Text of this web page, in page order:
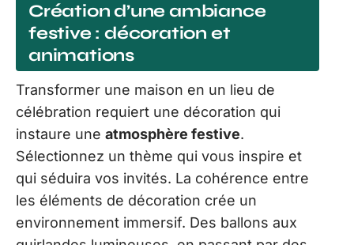
Création d’une ambiance
festive : décoration et
animations
Transformer une maison en un lieu de
célébration requiert une décoration qui
instaure une atmosphère festive.
Sélectionnez un thème qui vous inspire et
qui séduira vos invités. La cohérence entre
les éléments de décoration crée un
environnement immersif. Des ballons aux